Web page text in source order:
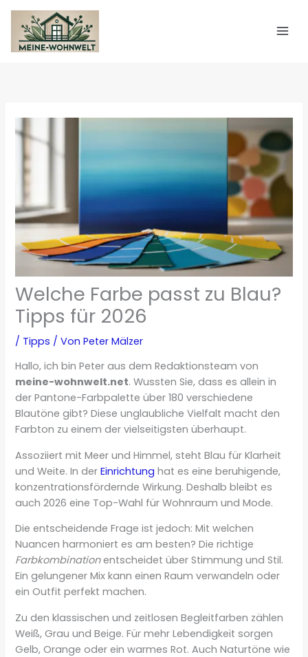
Zum
Inhalt
springen
Welche Farbe passt zu Blau?
Tipps für 2026
/ Tipps / VonPeter Mälzer
Hallo, ich bin Peter aus dem Redaktionsteam von
meine-wohnwelt.net. Wussten Sie, dass es allein in
der Pantone-Farbpalette über 180 verschiedene
Blautöne gibt? Diese unglaubliche Vielfalt macht den
Farbton zu einem der vielseitigsten überhaupt.
Assoziiert mit Meer und Himmel, steht Blau für Klarheit
und Weite. In derEinrichtung hat es eine beruhigende,
konzentrationsfördernde Wirkung. Deshalb bleibt es
auch 2026 eine Top-Wahl für Wohnraum und Mode.
Die entscheidende Frage ist jedoch: Mit welchen
Nuancen harmoniert es am besten? Die richtige
Farbkombinationentscheidet über Stimmung und Stil.
Ein gelungener Mix kann einen Raum verwandeln oder
ein Outfit perfekt machen.
Zu den klassischen und zeitlosen Begleitfarben zählen
Weiß, Grau und Beige. Für mehr Lebendigkeit sorgen
Gelb, Orange oder ein warmes Rot. Auch Naturtöne wie